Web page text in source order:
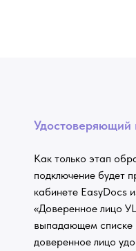
Удостоверяющий
Как только этап
подключение будет
кабинете EasyDocs
«Доверенное лицо
выпадающем списке
доверенное лицо